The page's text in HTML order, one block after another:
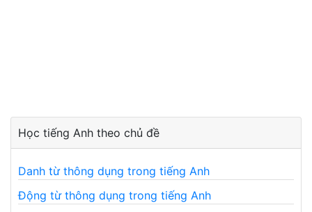
Học tiếng Anh theo chủ đề
Danh từ thông dụng trong tiếng Anh
Động từ thông dụng trong tiếng Anh